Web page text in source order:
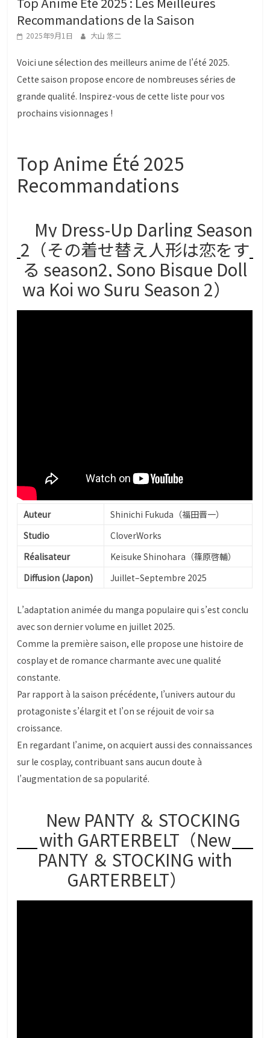
Recommandations de la Saison
2025年9月1日 大山 悠二
Voici une sélection des meilleurs anime de l’été 2025.
Cette saison propose encore de nombreuses séries de
grande qualité. Inspirez-vous de cette liste pour vos
prochains visionnages !
Top Anime Été 2025
Recommandations
My Dress-Up Darling Season
2（その着せ替え人形は恋をす
る season2, Sono Bisque Doll
wa Koi wo Suru Season 2）
Auteur
Shinichi Fukuda（福田晋一）
Studio
CloverWorks
Réalisateur
Keisuke Shinohara（篠原啓輔）
Diffusion (Japon)
Juillet–Septembre 2025
L’adaptation animée du manga populaire qui s’est conclu
avec son dernier volume en juillet 2025.
Comme la première saison, elle propose une histoire de
cosplay et de romance charmante avec une qualité
constante.
Par rapport à la saison précédente, l’univers autour du
protagoniste s’élargit et l’on se réjouit de voir sa
croissance.
En regardant l’anime, on acquiert aussi des connaissances
sur le cosplay, contribuant sans aucun doute à
l’augmentation de sa popularité.
New PANTY ＆ STOCKING
with GARTERBELT（New
PANTY ＆ STOCKING with
GARTERBELT）